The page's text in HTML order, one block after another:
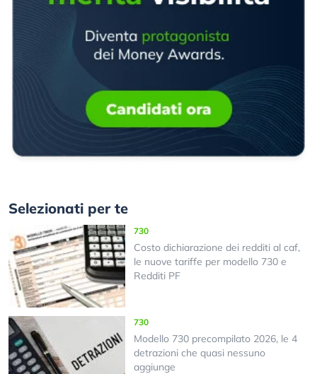
Selezionati per te
730
Costo dichiarazione dei redditi al caf,
le nuove tariffe per modello 730 e
Redditi PF
730
Modello 730 precompilato 2026, le 4
detrazioni che quasi nessuno
aggiunge